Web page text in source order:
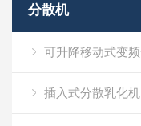
分散机
插入式分散乳化机